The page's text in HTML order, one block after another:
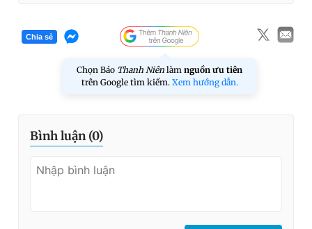
Chia sẻ
Chọn Báo Thanh Niên làm nguồn ưu tiên
trên Google tìm kiếm. Xem hướng dẫn.
Bình luận (0)